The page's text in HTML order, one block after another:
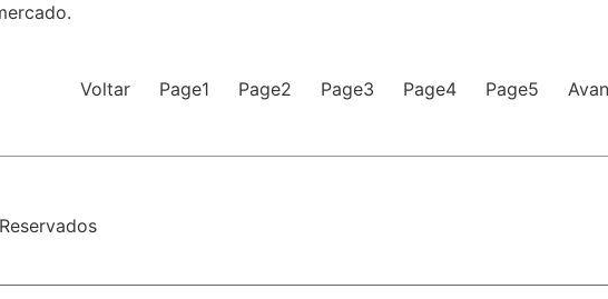
Voltar Page1 Page2 Page3 Page4 Page5